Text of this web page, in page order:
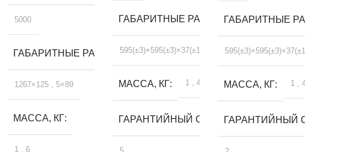
ММ
5000
ГАБАРИТНЫЕ РАЗМЕРЫ, ММ
1267×125 5×89
МАССА, КГ
1 ,6
ГАБАРИТНЫЕ РАЗМЕРЫ, ММ
595(±3)×595(±3)×37(±1)
МАССА, КГ 1 ,4
ГАРАНТИЙНЫЙ СРОК, ЛЕТ
ГАБАРИТНЫЕ РАЗМЕРЫ,
595(±3)×595(±3)×37(±1)
МАССА, КГ 1 ,4
ГАРАНТИЙНЫЙ СРОК,